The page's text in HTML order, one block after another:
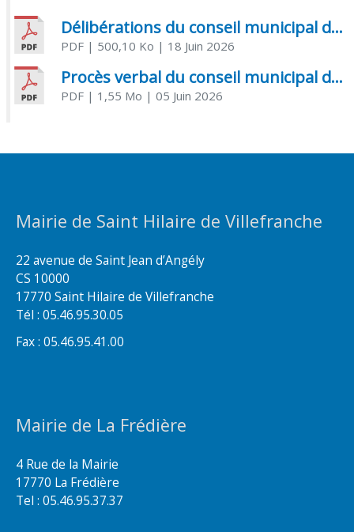
Délibérations du conseil municipal du 18 juin 2026
PDF| 500,10 Ko | 18 Juin 2026
Procès verbal du conseil municipal du 05 juin 2026
PDF| 1,55 Mo | 05 Juin 2026
Mairie de Saint Hilaire de Villefranche
22 avenue de Saint Jean d’Angély
CS 10000
17770 Saint Hilaire de Villefranche
Tél : 05.46.95.30.05
Fax : 05.46.95.41.00
Mairie de La Frédière
4 Rue de la Mairie
17770 La Frédière
Tel : 05.46.95.37.37